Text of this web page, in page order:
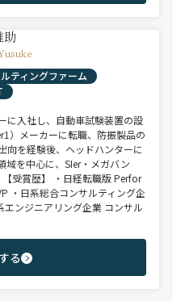
助
ティングファーム
に入社し、自動車試験装置の設
）メーカーに転職、防振製品の
向を経験後、ヘッドハンターに
域を中心に、SIer・メガバン
受賞歴】 ・日経転職版 Perfor
・日系総合コンサルティング企
ンジニアリング企業 コンサル
る